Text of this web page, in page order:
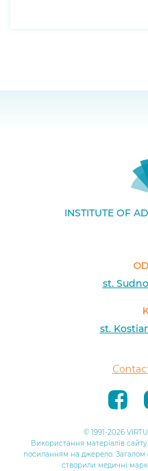
INSTITUTE OF
st.
st.
© 1991-2026
Використання матеріалів
посиланням на джерело. Загалом
створили медичні